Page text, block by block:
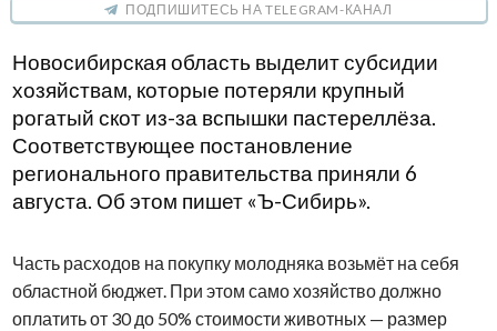
ПОДПИШИТЕСЬ НА TELEGRAM-КАНАЛ
Новосибирская область выделит субсидии
хозяйствам, которые потеряли крупный
рогатый скот из-за вспышки пастереллёза.
Соответствующее постановление
регионального правительства приняли 6
августа. Об этом пишет «Ъ-Сибирь».
Часть расходов на покупку молодняка возьмёт на себя
областной бюджет. При этом само хозяйство должно
оплатить от 30 до 50% стоимости животных — размер